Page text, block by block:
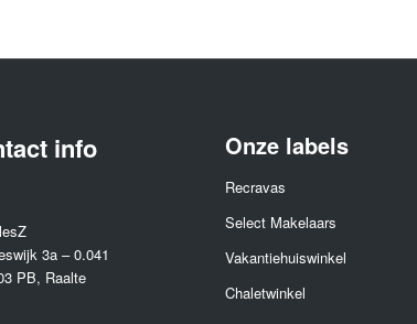
info
3a – 0.041
PB, Raalte
Onze labels
Recravas
Select Makelaars
Vakantiehuiswinkel
Chaletwinkel